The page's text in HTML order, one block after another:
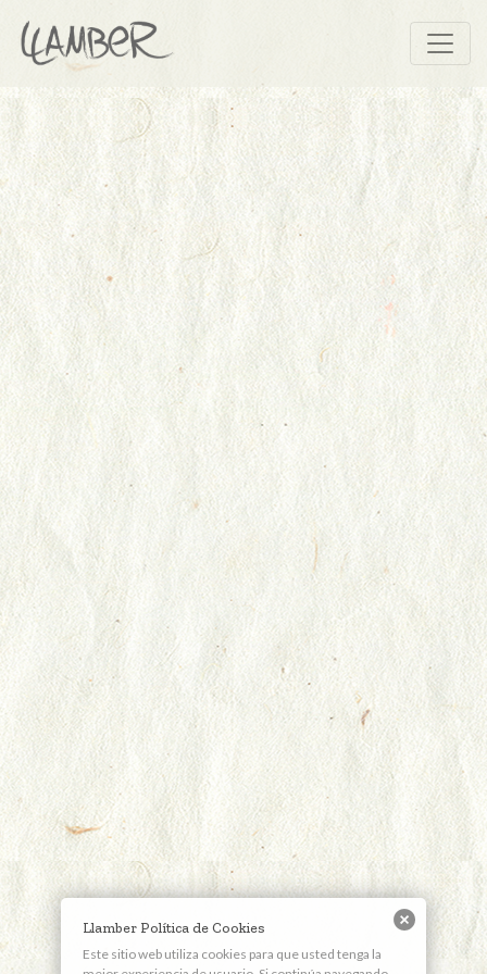
Llamber Política de Cookies
Este sitio web utiliza cookies para que usted tenga la